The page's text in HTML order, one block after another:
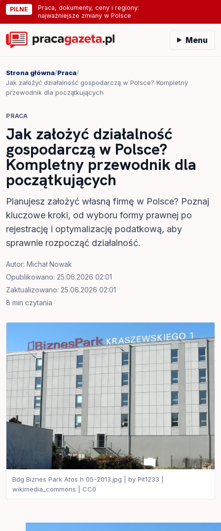
PILNE
Praca, dokumenty, ceny i regiony:
najważniejsze zmiany w Polsce
Menu
Strona główna/Praca/
Jak założyć działalność gospodarczą w Polsce? Kompletny
przewodnik dla początkujących
PRACA
Jak założyć działalność
gospodarczą w Polsce?
Kompletny przewodnik dla
początkujących
Planujesz założyć własną firmę w Polsce? Poznaj
kluczowe kroki, od wyboru formy prawnej po
rejestrację i optymalizację podatkową, aby
sprawnie rozpocząć działalność.
Autor: Michał Nowak
Opublikowano: 25.06.2026 02:01
Zaktualizowano: 25.06.2026 02:01
8 min czytania
Bdg Biznes Park Atos h 05-2013.jpg | by Pit1233 |
wikimedia_commons | CC0